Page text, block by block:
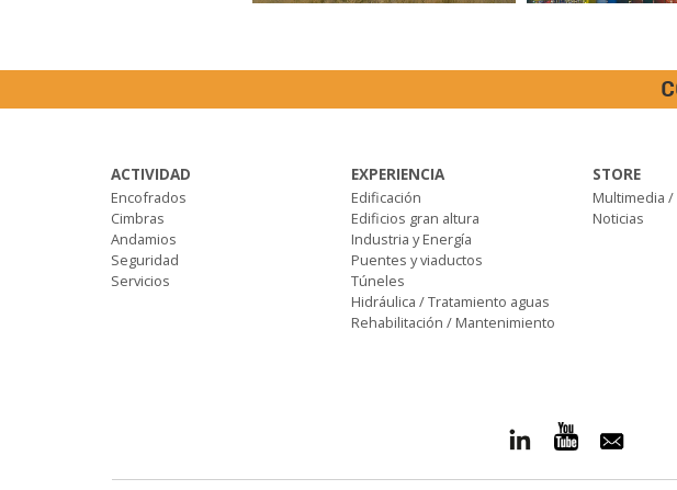
ACTIVIDAD
Encofrados
Cimbras
Andamios
Seguridad
Servicios
EXPERIENCIA
Edificación
Edificios gran altura
Industria y Energía
Puentes y viaductos
Túneles
Hidráulica / Tratamiento aguas
Rehabilitación / Mantenimiento
STORE
Multimedia /
Noticias